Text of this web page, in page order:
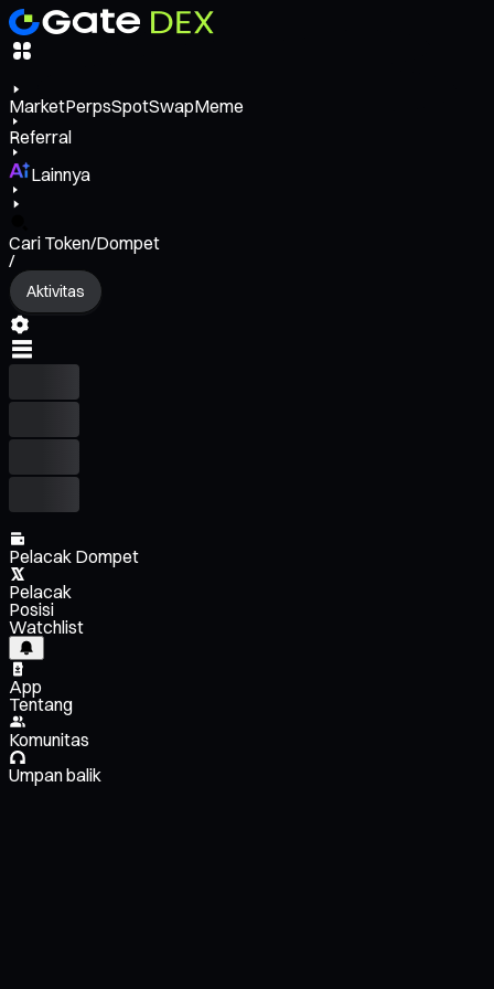
MarketPerpsSpotSwapMeme
Referral
Lainnya
Cari Token/Dompet
/
Aktivitas
Pelacak Dompet
Pelacak
Posisi
Watchlist
App
Tentang
Komunitas
Umpan balik